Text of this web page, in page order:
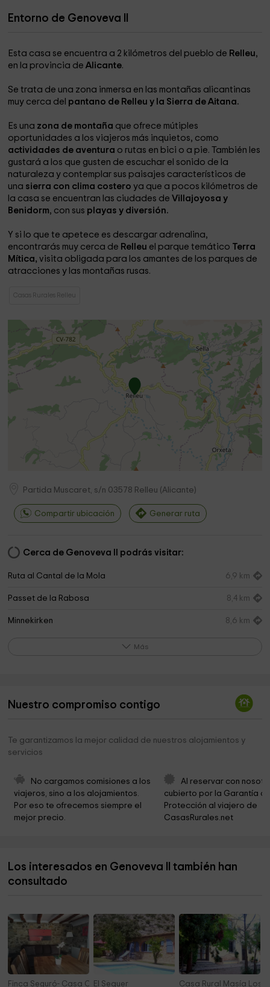
Entorno de Genoveva II
Esta casa se encuentra a 2 kilómetros del pueblo de Relleu,
en la provincia de Alicante.
Se trata de una zona inmersa en las montañas alicantinas
muy cerca del pantano de Relleu y la Sierra de Aitana.
Es una zona de montaña que ofrece mútiples
oportunidades a los viajeros más inquietos, como
actividades de aventura o rutas en bici o a pie. También les
gustará a los que gusten de escuchar el sonido de la
naturaleza y contemplar sus paisajes característicos de
una sierra con clima costeroya que a pocos kilómetros de
la casa se encuentran las ciudades de Villajoyosa y
Benidorm, con sus playas y diversión.
Y si lo que te apetece es descargar adrenalina,
encontrarás muy cerca de Relleu el parque temático Terra
Mítica, visita obligada para los amantes de los parques de
atracciones y las montañas rusas.
Casas Rurales Relleu
Partida Muscaret, s/n 03578 Relleu (Alicante)
Compartir ubicación Generar ruta
Cerca de Genoveva II podrás visitar:
Ruta al Cantal de la Mola 6,9 km
Passet de la Rabosa 8,4 km
Minnekirken 8,6 km
Iglesia de Francisco de Asis 10,7 km
Museo Valor
Musée Du Chocolat Valor
iglesia Asambleas de Dios de villajoyosa
Acceso paseo Jardín de Santos 10,8 km
Ayuntamiento de Penàguila 11,0 km
Más
Nuestro compromiso contigo
Te garantizamos la mejor calidad de nuestros alojamientos y
servicios
No cargamos comisiones a los
viajeros, sino a los alojamientos.
Por eso te ofrecemos siempre el
mejor precio.
Al reservar con
cubierto por la Garantía
Protección al viajero de
CasasRurales.net
Los interesados en Genoveva II también han
consultado
Finca Seguró- Casa Capriccio
El Sequer Casa Rural Masía Los